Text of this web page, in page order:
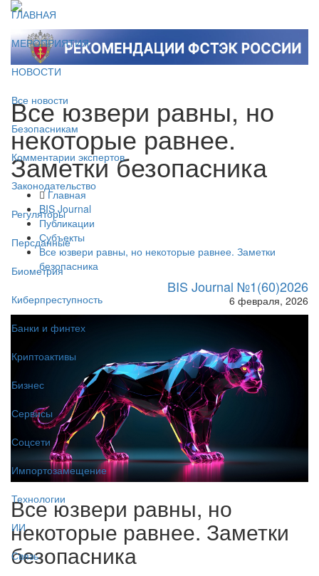
ГЛАВНАЯ
МЕРОПРИЯТИЯ
НОВОСТИ
Все новости
Безопасникам
Комментарии экспертов
Законодательство
Регуляторы
Персданные
Биометрия
Киберпреступность
Банки и финтех
Криптоактивы
Бизнес
Сервисы
Соцсети
Импортозамещение
Технологии
ИИ
Связь
Все юзвери равны, но
некоторые равнее.
Заметки безопасника
Главная
BIS Journal
Публикации
Субъекты
Все юзвери равны, но некоторые равнее. Заметки
безопасника
BIS Journal №1(60)2026
6 февраля, 2026
Все юзвери равны, но
некоторые равнее. Заметки
безопасника